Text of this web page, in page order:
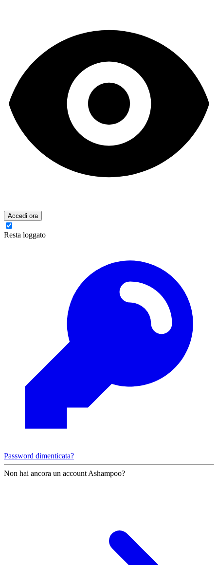
Accedi ora
Resta loggato
Password dimenticata?
Non hai ancora un account Ashampoo?